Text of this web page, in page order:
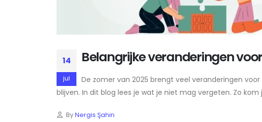
14
jul
Belangrijke veranderingen
De zomer van 2025 brengt veel veranderingen
blijven. In dit blog lees je wat je niet mag vergeten. Zo
ByNergis Şahin